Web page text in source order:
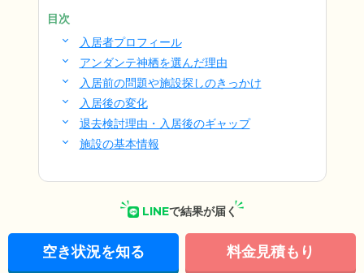
目次
入居者プロフィール
アンダンテ神栖を選んだ理由
入居前の問題や施設探しのきっかけ
入居後の変化
退去検討理由・入居後のギャップ
施設の基本情報
LINEで結果が届く
空き状況を知る 料金見積もり